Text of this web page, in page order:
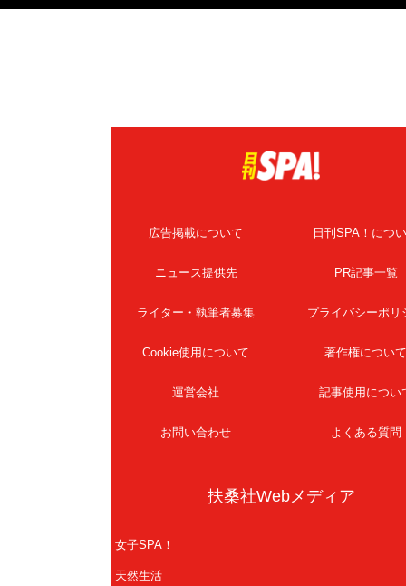
広告掲載について 日刊SPA！につ
ニュース提供先 PR記事一覧
ライター・執筆者募集 プライバシーポリ
Cookie使用について 著作権につい
運営会社 記事使用につい
お問い合わせ よくある質問
扶桑社Webメディア
女子SPA！
天然生活